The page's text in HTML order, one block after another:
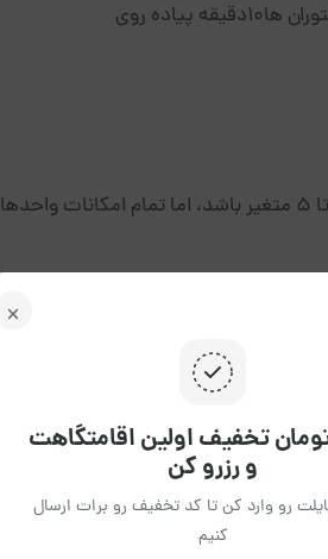
روی
با توجه به یکسان بودن واحدها‌‌‌، فقط ممکن است طبقه واحد بین طبقات 1 تا 5 متغیر باشد‌‌‌، اما تمام امکانات واحدها
۲۰۰ تومان تخفیف اولین اقامتگاهت
و رزرو کن
رو وارد کن تا کد تخفیف رو برات ارسال
کنیم